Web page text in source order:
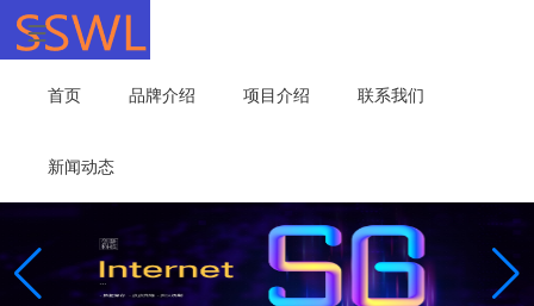
首页 品牌介绍 项目介绍 联系我们
新闻动态